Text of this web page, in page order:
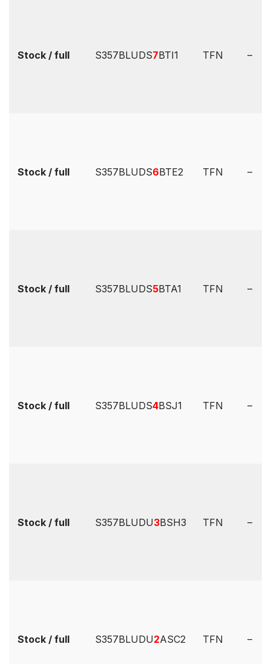
Stock / full S357BLUDS7BTI1 TFN –
Stock / full S357BLUDS6BTE2 TFN –
Stock / full S357BLUDS5BTA1 TFN –
Stock / full S357BLUDS4BSJ1 TFN –
Stock / full S357BLUDU3BSH3 TFN –
Stock / full S357BLUDU2ASC2 TFN –